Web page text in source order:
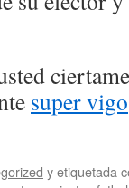
super vigo
y etiquetada